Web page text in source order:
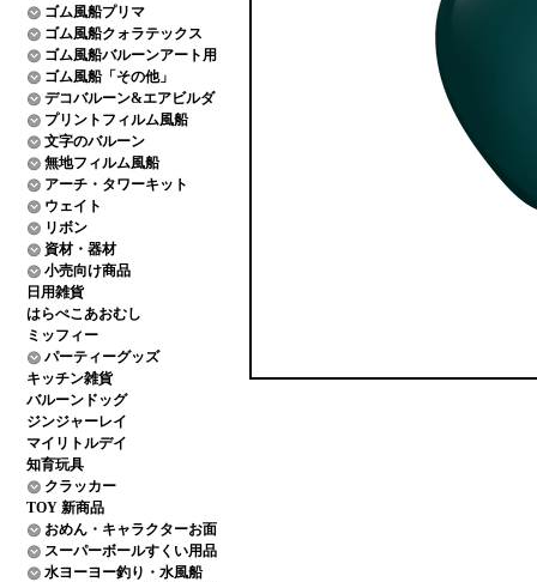
ゴム風船プリマ
ゴム風船クォラテックス
ゴム風船バルーンアート用
ゴム風船「その他」
デコバルーン&エアビルダ
プリントフィルム風船
文字のバルーン
無地フィルム風船
アーチ・タワーキット
ウェイト
リボン
資材・器材
小売向け商品
日用雑貨
はらぺこあおむし
ミッフィー
パーティーグッズ
キッチン雑貨
バルーンドッグ
ジンジャーレイ
マイリトルデイ
知育玩具
クラッカー
TOY 新商品
おめん・キャラクターお面
スーパーボールすくい用品
水ヨーヨー釣り・水風船